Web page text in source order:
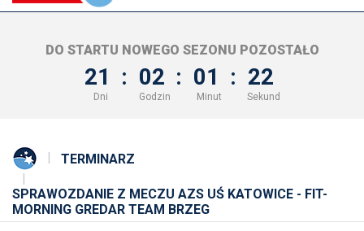
DO STARTU NOWEGO SEZONU POZOSTAŁO
21 : 02 : 01 : 22
Dni Godzin Minut Sekund
TERMINARZ
SPRAWOZDANIE Z MECZU AZS UŚ KATOWICE - FIT-
MORNING GREDAR TEAM BRZEG